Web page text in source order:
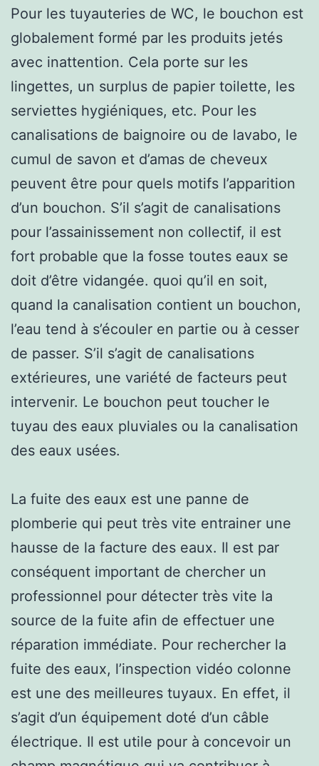
Pour les tuyauteries de WC, le bouchon est
globalement formé par les produits jetés
avec inattention. Cela porte sur les
lingettes, un surplus de papier toilette, les
serviettes hygiéniques, etc. Pour les
canalisations de baignoire ou de lavabo, le
cumul de savon et d’amas de cheveux
peuvent être pour quels motifs l’apparition
d’un bouchon. S’il s’agit de canalisations
pour l’assainissement non collectif, il est
fort probable que la fosse toutes eaux se
doit d’être vidangée. quoi qu’il en soit,
quand la canalisation contient un bouchon,
l’eau tend à s’écouler en partie ou à cesser
de passer. S’il s’agit de canalisations
extérieures, une variété de facteurs peut
intervenir. Le bouchon peut toucher le
tuyau des eaux pluviales ou la canalisation
des eaux usées.
La fuite des eaux est une panne de
plomberie qui peut très vite entrainer une
hausse de la facture des eaux. Il est par
conséquent important de chercher un
professionnel pour détecter très vite la
source de la fuite afin de effectuer une
réparation immédiate. Pour rechercher la
fuite des eaux, l’inspection vidéo colonne
est une des meilleures tuyaux. En effet, il
s’agit d’un équipement doté d’un câble
électrique. Il est utile pour à concevoir un